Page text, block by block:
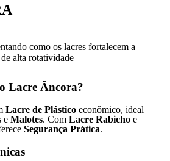
Lacre Âncora?
Lacre de Plástico econômico, ideal
e Malotes. Com Lacre Rabicho e
Segurança Prática.